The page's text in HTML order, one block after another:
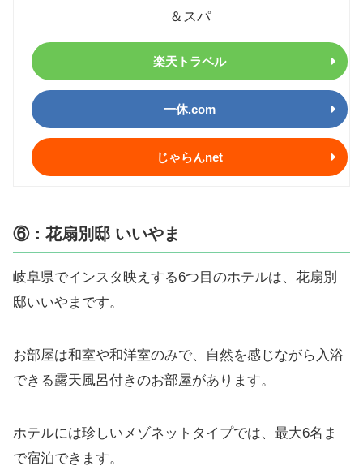
＆スパ
楽天トラベル
一休.com
じゃらんnet
⑥：花扇別邸 いいやま
岐阜県でインスタ映えする6つ目のホテルは、花扇別
邸いいやまです。
お部屋は和室や和洋室のみで、自然を感じながら入浴
できる露天風呂付きのお部屋があります。
ホテルには珍しいメゾネットタイプでは、最大6名ま
で宿泊できます。